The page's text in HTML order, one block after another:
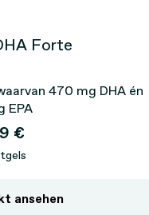
Forte
470 mg DHA én
EPA
€
ansehen